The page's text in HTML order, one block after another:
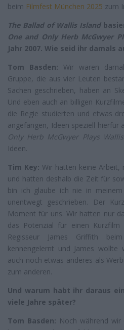
beim Filmfest München 2025 zum
The Ballad of Wallis Island
One and Only Herb McGwyer
Jahr 2007. Wie seid ihr damals
Tom Basden: Wir waren
Gruppe, die aus vier Leuten
Sachen geschrieben, haben an
Und eben auch an billigen
die Regie studierten und etwas
angefangen, Ideen speziell hierfür
Only Herb McGwyer Plays
Ideen.
Tim Key: Wir hatten keine Arbeit,
und hatten deshalb die Zeit für
bin ich glaube ich nie in
unentwegt geschrieben. Der
Moment für uns. Wir hatten nur
das Potenzial für einen
Regisseur James Griffith
kennengelernt und James
auch noch etwas anderes als
zum anderen.
Und warum habt ihr daraus
viele Jahre später?
Tom Basden: Noch während wir